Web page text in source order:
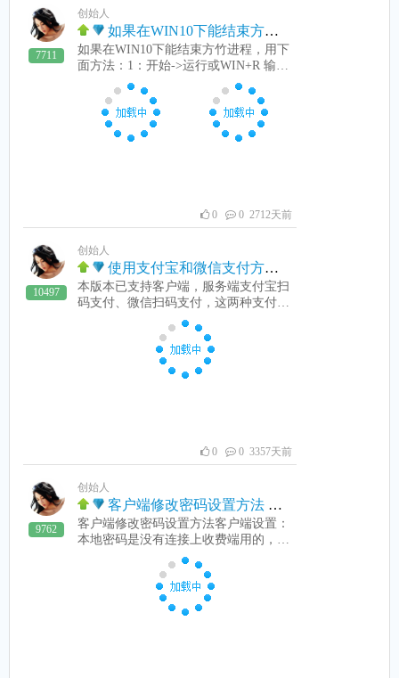
支付宝自助支付由于没有PC支付宝，
所以比较麻烦点： 首先在手机上安
装手机方竹收款助手APP或者在收费机
上安装雷电或逍摇安卓虚拟机，并设置
成手机模式，并在虚拟机上安装方竹收
款助手APP。(雷电或逍摇安卓虚拟
机、支付宝小喇叭在方竹计费QQ群里
有下载）。 然后安装支付宝小喇
叭，启动支付宝小喇叭，按提示绑定你
钮，按帮助里说的把各项权限，授权等
都设置好。 同理要设置相同的论坛用
户名和密码：收费机，电脑收款助手，
手机APP，三者论坛账号和密码必需相
同。并运行支付宝，支付宝通知栏通知
消息设置打开。同理运行微信，把通知
消息栏设置打开。都设置好，点一
下“测试”按钮。信息如下图：显示下列
信息，说明 APP正常了。由于安全性原
因。读取通知栏信息每次运行APP时，
都要去授权一次。这是安卓系统规定
手机正常”及时间-->说明授权成功。
正常4：显示““yes-online"-->说明APP连
接上电脑收款助手 显示”“no-online"说
明电脑收款助手没有连接上。5：显
示”“wifi 连接是正常“-->说明内网正
作。显示1、2、5也说明APP已正常工
作。前面显示正常了，再显示第4条
的"yes-online”已能正常工作。手机权限
问题发现有两种机型vivo、oppo 就是设
7711
创始人
如果在WIN10下能结束方竹进程
如果在WIN10下能结束方竹进程，用下
面方法：1：开始->运行或WIN+R 输入
GPEDIT.MSC按下图操作：按下图操
作：点“应用”，“确定”.即可。设置以超
级管理员权限运行方竹客户端，看下
图：点“应用”，“确定”.即可，这样客户
端就不能在任务管理器结束了。
0 0 2712天前
10497
创始人
使用支付宝和微信支付方法
本版本已支持客户端，服务端支付宝扫
码支付、微信扫码支付，这两种支付您
网吧或网咖必需有营业执照和银行账号
才行。使用支付宝支付和微信支付方
法：1：首先在免费论坛注册论坛，并
登录论坛，点自己账号，点账号管理，
填好姓名，注册号等资料，并可以得到
付宝、微信支付，点收费机主菜单-》
工具-》申请支付宝和微信支付。进入
下面界面：4:申请后，用QQ联系我
们，提交相关资料，协助您到支付宝及
微信提交相关资料，经过审核后，就可
以使用了。
0 0 3357天前
9762
创始人
客户端修改密码设置方法
客户端修改密码设置方法客户端设置：
本地密码是没有连接上收费端用的，连
接上后，就不能用本地密码了。客户端
设置主要是设置客户端用户名和密码。
还有是主机的IP地址，以便客户端能快
速找到收费机并连接。看下图：设置本
地密码时，要先退出还原，保存后，再